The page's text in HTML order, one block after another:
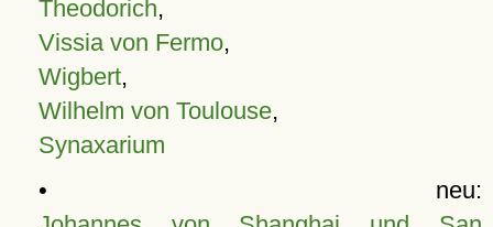
Theodorich,
Vissia von Fermo,
Wigbert,
Wilhelm von Toulouse,
Synaxarium
• neu: